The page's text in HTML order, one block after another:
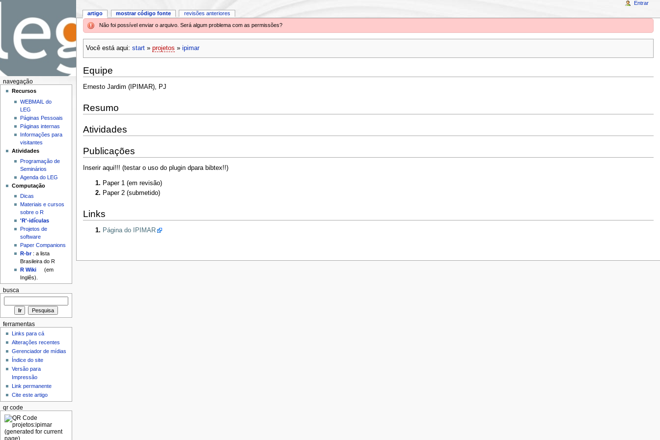
Não foi possível enviar o arquivo. Será algum problema com as permissões?
Você está aqui: start» projetos » ipimar
Equipe
Ernesto Jardim (IPIMAR), PJ
Resumo
Atividades
Publicações
Inserir aqui!!! (testar o uso do plugin dpara bibtex!!)
Paper 1 (em revisão)
Paper 2 (submetido)
Links
Página do IPIMAR
artigo mostrar código fonte revisões anteriores
Entrar
navegação
Recursos
WEBMAIL do
LEG
Páginas Pessoais
Páginas internas
Informações para
visitantes
Atividades
Programação de
Seminários
Agenda do LEG
Computação
Dicas
Materiais e cursos
sobre o R
'R'-idículas
Projetos de
software
Paper Companions
R-br: a lista
Brasileira do R
R Wiki
(em
Inglês).
busca
ferramentas
Links para cá
Alterações recentes
Gerenciador de mídias
Índice do site
Versão para
Impressão
Link permanente
Cite este artigo
qr code